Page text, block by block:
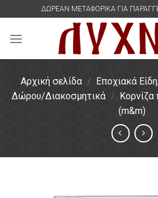
content
ΔΩΡΕΑΝ ΜΕΤΑΦΟΡΙΚΑ ΓΙΑ
Αρχική σελίδα / Εποχιακά
Δώρου/Διακοσμητικά / Κορνίζα
(m&m)